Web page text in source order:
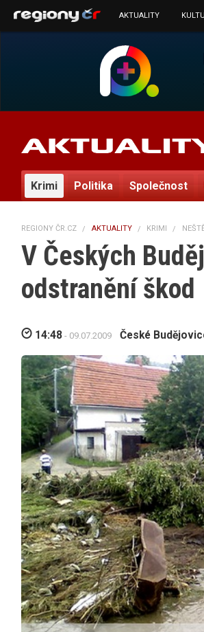
AKTUALITY
Krimi Politika Společnost
REGIONY ČR.CZ AKTUALITY KRIMI
V Českých
odstranění škod
14:48 - 09.07.2009 České